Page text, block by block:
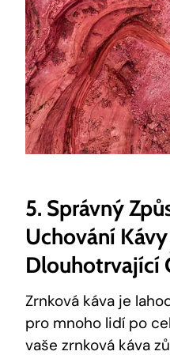
5. Správný
Uchování
Dlouhotrvající
Zrnková káva je
pro mnoho lidí po
vaše zrnková káva